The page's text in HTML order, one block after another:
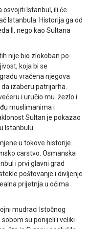
osvojiti Istanbul, ili će
Istanbula. Historija ga od
II, nego kao Sultana
nije bio zlokoban po
koja bi se
vraćena njegova
izaberu patrijarha.
i uručio mu žezlo i
muslimanima i
Sultan je pokazao
Istanbulu.
u tokove historije.
carstvo. Osmanska
i prvi glavni grad
poštovanje i divljenje
prijetnja u očima
mudraci Istočnog
su ponijeli i veliki